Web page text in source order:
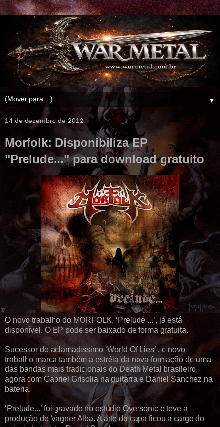
▼
14 de dezembro de 2012
Morfolk: Disponibiliza EP
"Prelude..." para download gratuito
O novo trabalho do MORFOLK, ‘Prelude ...’, já está
disponível. O EP pode ser baixado de forma gratuita.
Sucessor do aclamadíssimo ‘World Of Lies’ , o novo
trabalho marca também a estréia da nova formação de uma
das bandas mais tradicionais do Death Metal brasileiro,
agora com Gabriel Grisolia na guitarra e Daniel Sanchez na
bateria.
‘Prelude...’ foi gravado no estúdio Oversonic e teve a
produção de Vagner Alba. A arte da capa ficou a cargo do